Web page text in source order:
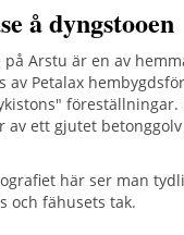
å dyngstooen
på Arstu är en av
av Petalax
av ett gjutet
här ser man
och fähusets tak.